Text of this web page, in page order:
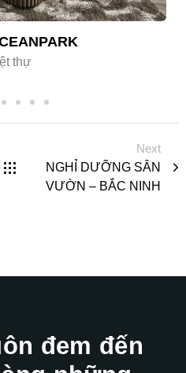
thự
Next
NGHỈ DƯỠNG SÂN
VƯỜN – BẮC NINH
đem đến